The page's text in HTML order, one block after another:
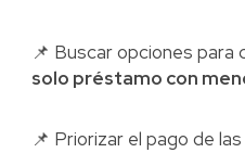
📌 Buscar opciones para
solo préstamo con
📌 Priorizar el pago de